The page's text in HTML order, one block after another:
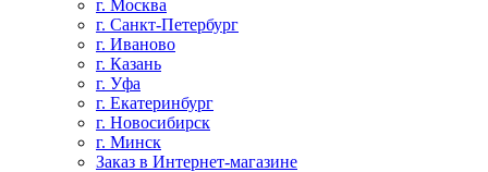
г. Москва
г. Санкт-Петербург
г. Иваново
г. Казань
г. Уфа
г. Екатеринбург
г. Новосибирск
г. Минск
Заказ в Интернет-магазине